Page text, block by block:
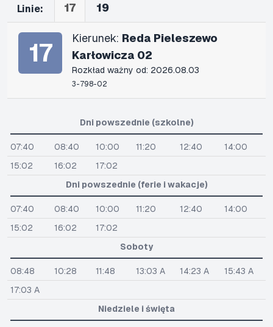
Linie: 17 19
17 Kierunek: Reda Pieleszewo
Karłowicza 02
Rozkład ważny od: 2026.08.03
3-798-02
Dni powszednie (szkolne)
07:40 08:40 10:00 11:20 12:40
14:00
15:02
16:02
17:02
Dni powszednie (ferie i wakacje)
07:40 08:40 10:00 11:20 12:40
14:00
15:02
16:02
17:02
Soboty
08:48 10:28 11:48 13:03 A 14:23 A
15:43 A
17:03 A
Niedziele i święta